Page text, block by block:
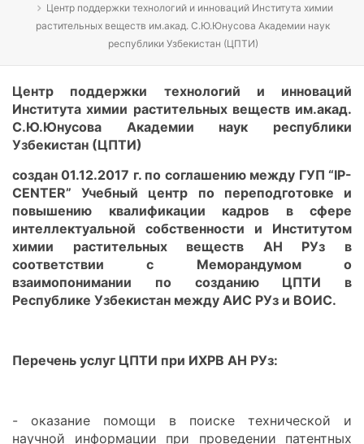
Центр поддержки технологий и инноваций Института химии
растительных веществ им.акад. С.Ю.Юнусова Академии наук
республики Узбекистан (ЦПТИ)
Центр поддержки технологий и инноваций
Института химии растительных веществ им.акад.
С.Ю.Юнусова Академии наук республики
Узбекистан (ЦПТИ)
создан 01.12.2017 г. по соглашению между ГУП “IP-
CENTER” Учебный центр по переподготовке и
повышению квалификации кадров в сфере
интеллектуальной собственности и Институтом
химии растительных веществ АН РУз в
соответствии с Меморандумом о
взаимопонимании по созданию ЦПТИ в
Республике Узбекистан между АИС РУз и ВОИС.
Перечень услуг ЦПТИ при ИХРВ АН РУз:
- оказание помощи в поиске технической и
научной информации при проведении патентных